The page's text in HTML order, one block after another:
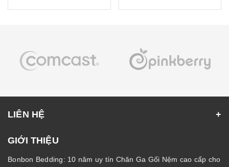
LIÊN HỆ
GIỚI THIỆU
Bonbon Bedding: 10 năm uy tín Chăn Ga Gối Nệm cao cấp cho